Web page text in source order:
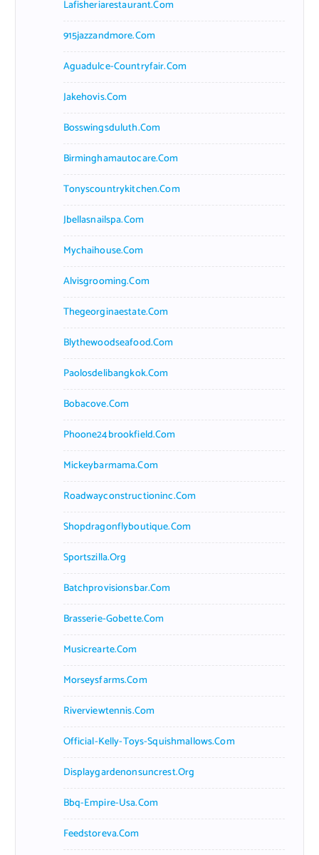
Lafisheriarestaurant.com
915jazzandmore.com
Aguadulce-Countryfair.com
Jakehovis.com
Bosswingsduluth.com
Birminghamautocare.com
Tonyscountrykitchen.com
Jbellasnailspa.com
Mychaihouse.com
Alvisgrooming.com
Thegeorginaestate.com
Blythewoodseafood.com
Paolosdelibangkok.com
Bobacove.com
Phoone24brookfield.com
Mickeybarmama.com
Roadwayconstructioninc.com
Shopdragonflyboutique.com
Sportszilla.org
Batchprovisionsbar.com
Brasserie-Gobette.com
Musicrearte.com
Morseysfarms.com
Riverviewtennis.com
Official-Kelly-Toys-Squishmallows.com
Displaygardenonsuncrest.org
Bbq-Empire-Usa.com
Feedstoreva.com